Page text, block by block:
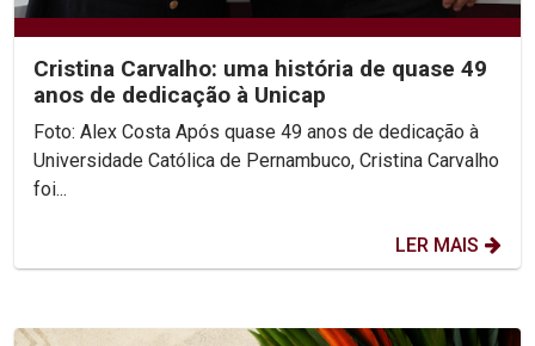
Cristina Carvalho: uma história de quase 49
anos de dedicação à Unicap
Foto: Alex Costa Após quase 49 anos de dedicação à
Universidade Católica de Pernambuco, Cristina Carvalho
foi...
LER MAIS